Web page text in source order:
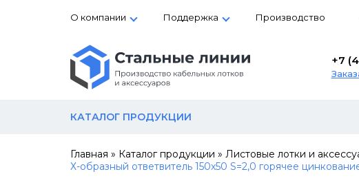
О компании Поддержка Производство
+7
КАТАЛОГ ПРОДУКЦИИ
Главная » Каталог продукции » Листовые лотки и
Х-образный ответвитель 150х50 S=2,0 горячее